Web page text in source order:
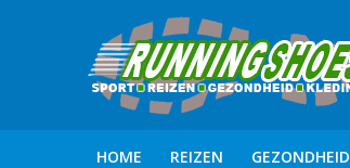
HOME REIZEN GEZONDHEID